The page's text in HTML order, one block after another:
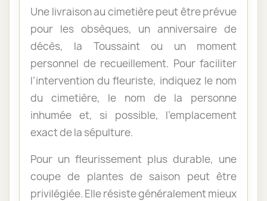
Une livraison au cimetière peut être prévue
pour les obsèques, un anniversaire de
décès, la Toussaint ou un moment
personnel de recueillement. Pour faciliter
l’intervention du fleuriste, indiquez le nom
du cimetière, le nom de la personne
inhumée et, si possible, l’emplacement
exact de la sépulture.
Pour un fleurissement plus durable, une
coupe de plantes de saison peut être
privilégiée. Elle résiste généralement mieux